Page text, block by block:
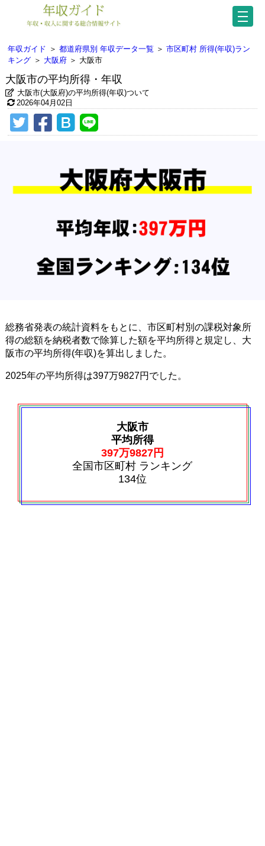
年収ガイド ＞ 都道府県別 年収データ一覧 ＞ 市区町村 所得(年収)ラン
キング ＞ 大阪府 ＞ 大阪市
大阪市の平均所得・年収
大阪市(大阪府)の平均所得(年収)ついて
2026年04月02日
総務省発表の統計資料をもとに、市区町村別の課税対象所
得の総額を納税者数で除算した額を平均所得と規定し、大
阪市の平均所得(年収)を算出しました。
2025年の平均所得は397万9827円でした。
大阪市
平均所得
397万9827円
全国市区町村 ランキング
134位